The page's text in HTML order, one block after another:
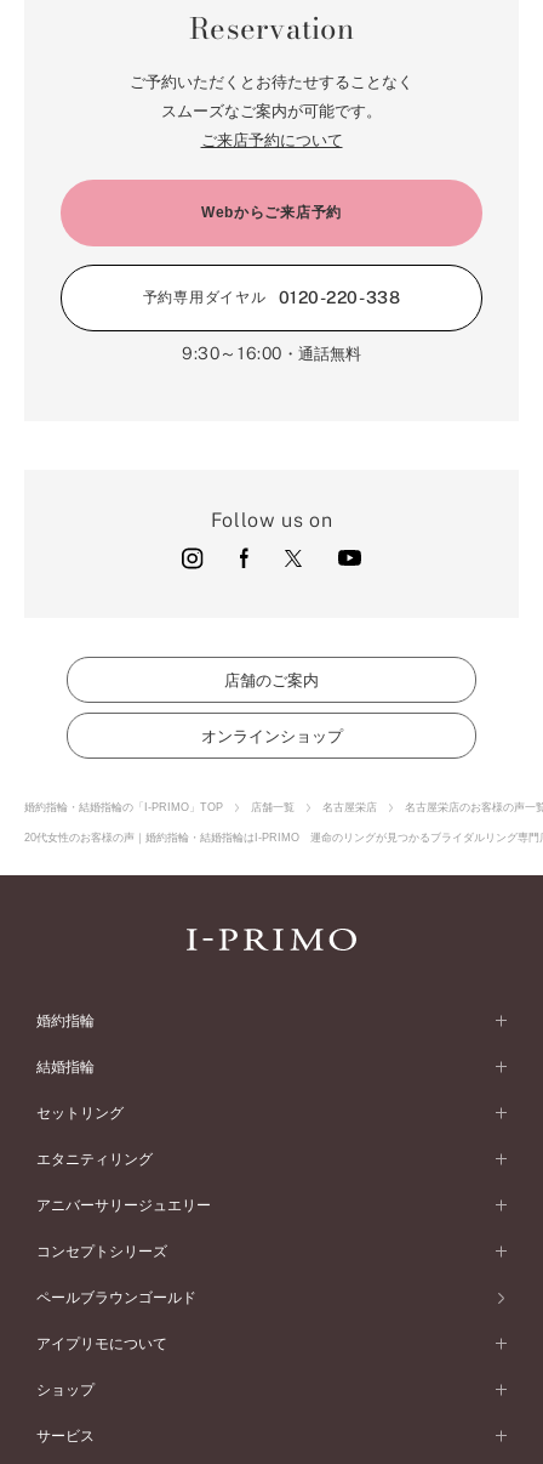
Reservation
ご予約いただくとお待たせすることなく
スムーズなご案内が可能です。
ご来店予約について
Webからご来店予約
予約専用ダイヤル 0120-220-338
9:30～16:00 ・通話無料
Follow us on
店舗のご案内
オンラインショップ
婚約指輪・結婚指輪の「I-PRIMO」TOP 店舗一覧 名古屋栄店 名古屋栄店のお客様の声一
20代女性のお客様の声｜婚約指輪・結婚指輪はI-PRIMO 運命のリングが見つかるブライダルリング専
婚約指輪
婚約指輪 (エンゲージリング)
婚約指輪一覧
ピンクゴールド
ペールブラウンゴールド
ウェーブライン
V字ライン
ワンサイドメレ
ダブルサイドメレ
シンプル
フェミニン
モード
50万円台～
40万円台～
30万円台～
婚約指輪 人気ランキング
婚約ネックレス
結婚指輪
結婚指輪 (マリッジリング)
結婚指輪一覧
ピンクゴールド
ペールブラウンゴールド
ウェーブライン
V字ライン
ワンメレ
セベラルメレ
シンプル
フェミニン
モード
50万円～
40万円～50万円
セットリング
セットリング
セットリング一覧
ピンクゴールド
ペールブラウンゴールド
エタニティリング
エタニティリング
エタニティリング一覧
ピンクゴールド
ペールブラウンゴールド
アニバーサリージュエリー
アニバーサリージュエリー
アニバーサリージュエリー一覧
ファッションリング
ブレスレット
コンセプトシリーズ
コンセプトシリーズ
オリジンビリーフ
エトワル
ペールブラウンゴールド
アイプリモについて
アイプリモについて
パーソナルハンド診断
ショップ
店舗一覧
サービス